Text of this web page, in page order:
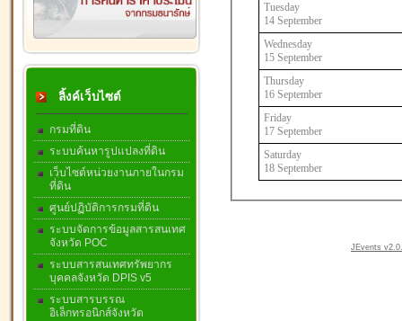
ลิ้งค์เว็บไซต์
กรมที่ดิน
ระบบค้นหารูปแปลงที่ดิน
เว็บไซต์หน่วยงานภายในกรม
ที่ดิน
ศูนย์ปฏิบัติการกรมที่ดิน
ระบบจัดการข้อมูลสารสนเทศ
จังหวัด POC
ระบบสารสนเทศทรัพยากร
บุคคลจังหวัด DPIS v5
ระบบสารบรรณ
อิเล็กทรอนิกส์จังหวัด
Tuesday
14 September
Wednesday
15 September
Thursday
16 September
Friday
17 September
Saturday
18 September
JEvents